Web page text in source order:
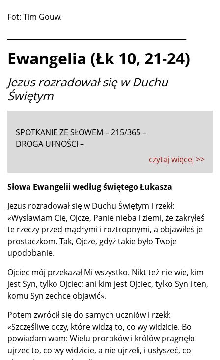
Fot: Tim Gouw.
Ewangelia (Łk 10, 21-24)
Jezus rozradował się w Duchu
Świętym
SPOTKANIE ZE SŁOWEM – 215/365 –
DROGA UFNOŚCI –
czytaj więcej >>
Słowa Ewangelii według świętego Łukasza
Jezus rozradował się w Duchu Świętym i rzekł:
«Wysławiam Cię, Ojcze, Panie nieba i ziemi, że zakryłeś
te rzeczy przed mądrymi i roztropnymi, a objawiłeś je
prostaczkom. Tak, Ojcze, gdyż takie było Twoje
upodobanie.
Ojciec mój przekazał Mi wszystko. Nikt też nie wie, kim
jest Syn, tylko Ojciec; ani kim jest Ojciec, tylko Syn i ten,
komu Syn zechce objawić».
Potem zwrócił się do samych uczniów i rzekł:
«Szczęśliwe oczy, które widzą to, co wy widzicie. Bo
powiadam wam: Wielu proroków i królów pragnęło
ujrzeć to, co wy widzicie, a nie ujrzeli, i usłyszeć, co